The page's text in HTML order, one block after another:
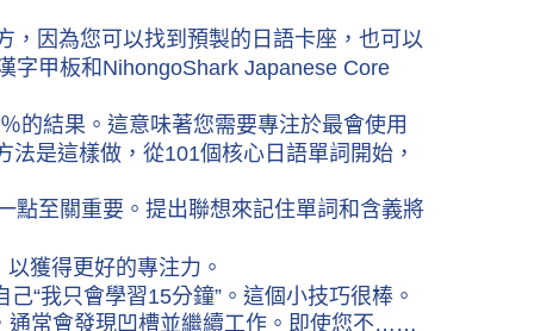
，因為您可以找到預製的日語卡座，也可以
字甲板和NihongoShark Japanese Core
的結果。這意味著您需要專注於最會使用
法是這樣做，從101個核心日語單詞開始，
點至關重要。提出聯想來記住單詞和含義將
獲得更好的專注力。
“我只會學習15分鐘”。這個小技巧很棒。
通常會發現凹槽並繼續工作。即使您不……